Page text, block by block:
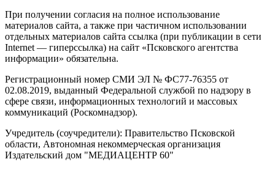
При получении согласия на полное использование
материалов сайта, а также при частичном использовании
отдельных материалов сайта ссылка (при публикации в сети
Internet — гиперссылка) на сайт «Псковского агентства
информации» обязательна.
Регистрационный номер СМИ ЭЛ № ФС77-76355 от
02.08.2019, выданный Федеральной службой по надзору в
сфере связи, информационных технологий и массовых
коммуникаций (Роскомнадзор).
Учредитель (соучредители): Правительство Псковской
области, Автономная некоммерческая организация
Издательский дом "МЕДИАЦЕНТР 60"